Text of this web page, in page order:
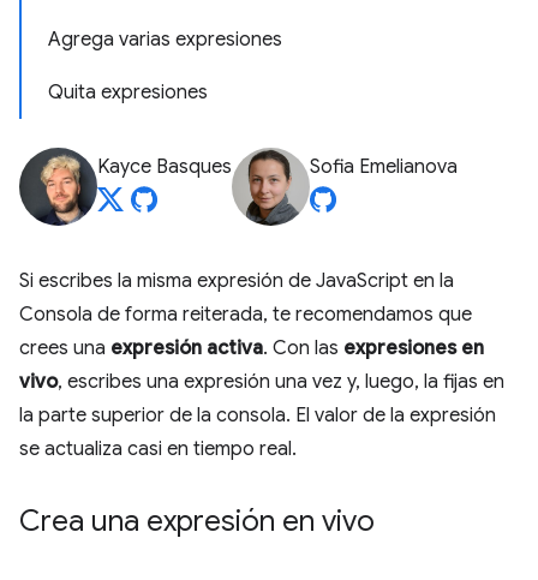
Agrega varias expresiones
Quita expresiones
Kayce Basques Sofia Emelianova
Si escribes la misma expresión de JavaScript en la
Consola de forma reiterada, te recomendamos que
crees una expresión activa. Con las expresiones en
vivo, escribes una expresión una vez y, luego, la fijas en
la parte superior de la consola. El valor de la expresión
se actualiza casi en tiempo real.
Crea una expresión en vivo